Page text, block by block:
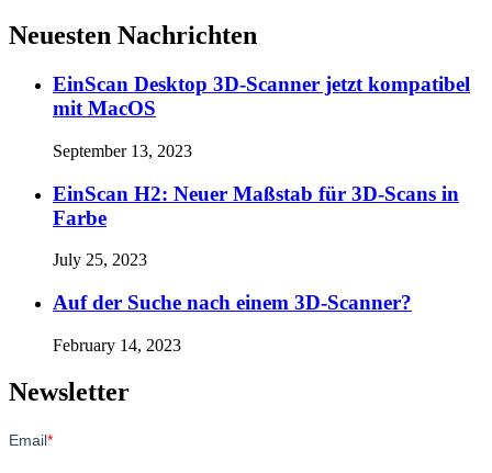
Neuesten Nachrichten
EinScan Desktop 3D-Scanner jetzt kompatibel
mit MacOS
September 13, 2023
EinScan H2: Neuer Maßstab für 3D-Scans in
Farbe
July 25, 2023
Auf der Suche nach einem 3D-Scanner?
February 14, 2023
Newsletter